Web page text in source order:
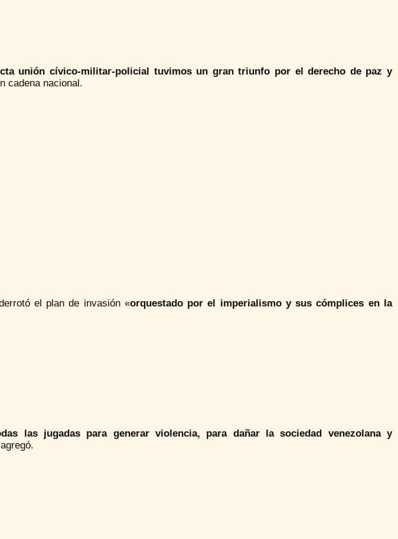
unión cívico-militar-policial tuvimos un gran triunfo por el derecho de paz y
cadena nacional.
el plan de invasión «orquestado por el imperialismo y sus cómplices en la
las jugadas para generar violencia, para dañar la sociedad venezolana y